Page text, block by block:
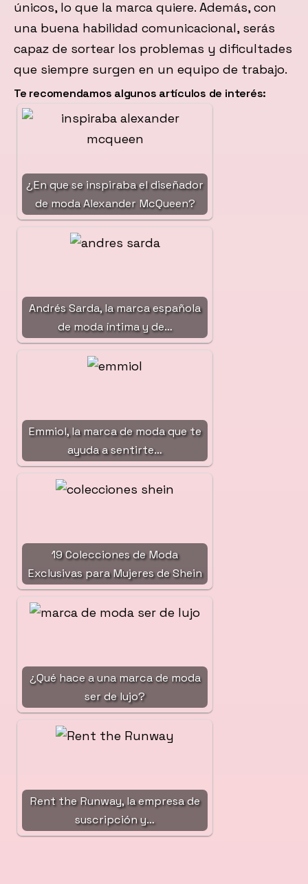
únicos, lo que la marca quiere. Además, con
una buena habilidad comunicacional, serás
capaz de sortear los problemas y dificultades
que siempre surgen en un equipo de trabajo.
Te recomendamos algunos artículos de interés:
¿En que se inspiraba el diseñador
de moda Alexander McQueen?
Andrés Sarda, la marca española
de moda íntima y de…
Emmiol, la marca de moda que te
ayuda a sentirte…
19 Colecciones de Moda
Exclusivas para Mujeres de Shein
¿Qué hace a una marca de moda
ser de lujo?
Rent the Runway, la empresa de
suscripción y…